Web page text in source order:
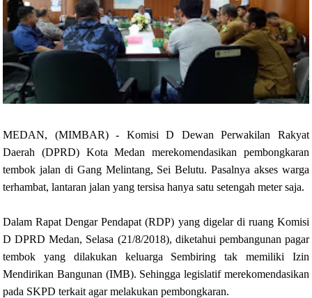
MEDAN, (MIMBAR) - Komisi D Dewan Perwakilan Rakyat
Daerah (DPRD) Kota Medan merekomendasikan pembongkaran
tembok jalan di Gang Melintang, Sei Belutu. Pasalnya akses warga
terhambat, lantaran jalan yang tersisa hanya satu setengah meter saja.
Dalam Rapat Dengar Pendapat (RDP) yang digelar di ruang Komisi
D DPRD Medan, Selasa (21/8/2018), diketahui pembangunan pagar
tembok yang dilakukan keluarga Sembiring tak memiliki Izin
Mendirikan Bangunan (IMB). Sehingga legislatif merekomendasikan
pada SKPD terkait agar melakukan pembongkaran.